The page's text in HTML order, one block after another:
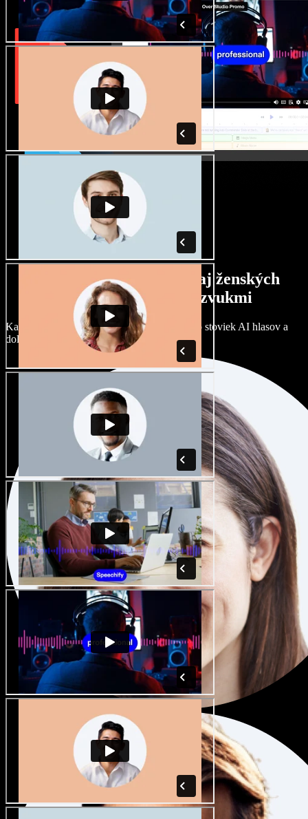
Široký výber mužských aj ženských
hlasov s rôznymi prízvukmi
Každý projekt môže znieť inak. Vyberte si zo stoviek AI hlasov a
dolaďte si ich podľa seba.